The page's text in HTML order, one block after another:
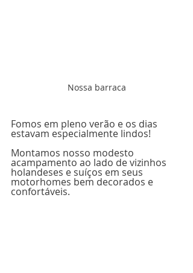
Nossa barraca
Fomos em pleno verão e os dias
estavam especialmente lindos!
Montamos nosso modesto
acampamento ao lado de vizinhos
holandeses e suíços em seus
motorhomes bem decorados e
confortáveis.